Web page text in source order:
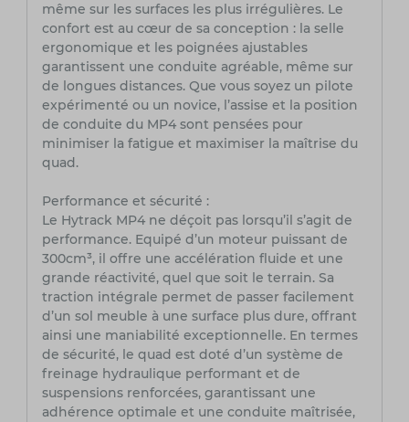
même sur les surfaces les plus irrégulières. Le
confort est au cœur de sa conception : la selle
ergonomique et les poignées ajustables
garantissent une conduite agréable, même sur
de longues distances. Que vous soyez un pilote
expérimenté ou un novice, l’assise et la position
de conduite du MP4 sont pensées pour
minimiser la fatigue et maximiser la maîtrise du
quad.
Performance et sécurité :
Le Hytrack MP4 ne déçoit pas lorsqu’il s’agit de
performance. Equipé d’un moteur puissant de
300cm³, il offre une accélération fluide et une
grande réactivité, quel que soit le terrain. Sa
traction intégrale permet de passer facilement
d’un sol meuble à une surface plus dure, offrant
ainsi une maniabilité exceptionnelle. En termes
de sécurité, le quad est doté d’un système de
freinage hydraulique performant et de
suspensions renforcées, garantissant une
adhérence optimale et une conduite maîtrisée,